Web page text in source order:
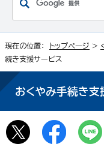
現在の位置： トップページ >
続き支援サービス
おくやみ手続き支